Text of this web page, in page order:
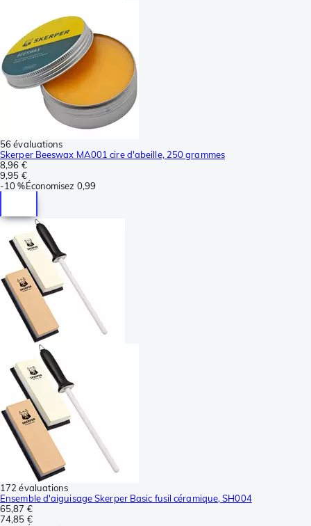
56 évaluations
Skerper Beeswax MA001 cire d'abeille, 250 grammes
8,96 €
9,95 €
-10 %Économisez 0,99
172 évaluations
Ensemble d'aiguisage Skerper Basic fusil céramique, SH004
65,87 €
74,85 €